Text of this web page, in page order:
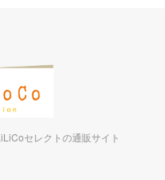
セレクトの通販サイト